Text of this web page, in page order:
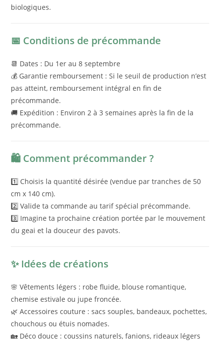
biologiques.
📅 Conditions de précommande
📆 Dates : Du 1er au 8 septembre
💰 Garantie remboursement : Si le seuil de production n’est
pas atteint, remboursement intégral en fin de
précommande.
🚚 Expédition : Environ 2 à 3 semaines après la fin de la
précommande.
🛍️ Comment précommander ?
1️⃣ Choisis la quantité désirée (vendue par tranches de 50
cm x 140 cm).
2️⃣ Valide ta commande au tarif spécial précommande.
3️⃣ Imagine ta prochaine création portée par le mouvement
du geai et la douceur des pavots.
✨ Idées de créations
🌸 Vêtements légers : robe fluide, blouse romantique,
chemise estivale ou jupe froncée.
🌿 Accessoires couture : sacs souples, bandeaux, pochettes,
chouchous ou étuis nomades.
🏡 Déco douce : coussins naturels, fanions, rideaux légers